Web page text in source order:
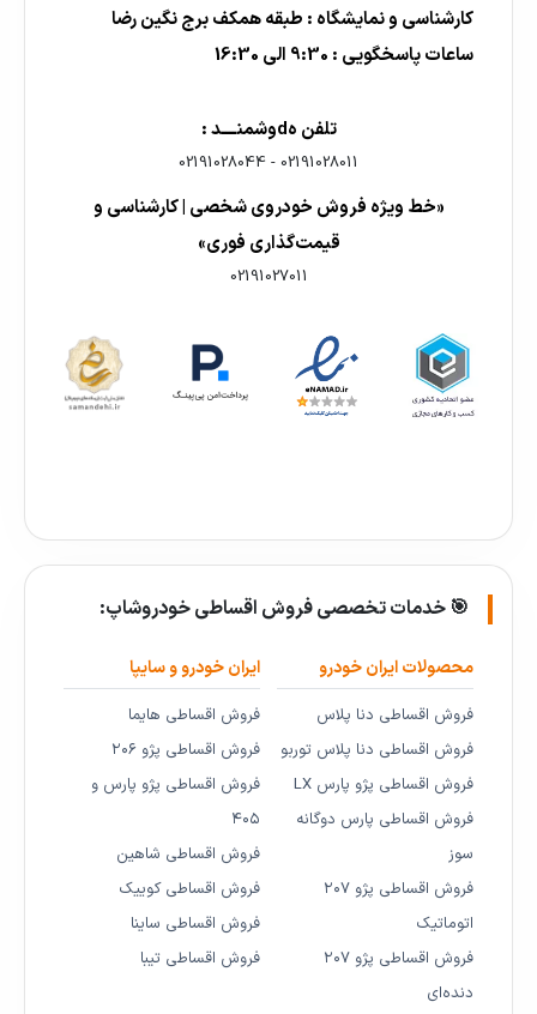
کارشناسی و نمایشگاه : طبقه همکف برج نگین رضا
ساعات پاسخگویی : 9:30 الی 16:30
تلفن هdوشمنــــد :
02191028011
-
02191028044
«خط ویژه فروش خودروی شخصی | کارشناسی و
قیمت‌گذاری فوری»
02191027011
🎯 خدمات تخصصی فروش اقساطی خودروشاپ:
محصولات ایران خودرو
فروش اقساطی دنا پلاس
فروش اقساطی دنا پلاس توربو
فروش اقساطی پژو پارس LX
فروش اقساطی پارس دوگانه
سوز
فروش اقساطی پژو ۲۰۷
اتوماتیک
فروش اقساطی پژو ۲۰۷
دنده‌ای
ایران خودرو و سایپا
فروش اقساطی هایما
فروش اقساطی پژو ۲۰۶
فروش اقساطی پژو پارس و
۴۰۵
فروش اقساطی شاهین
فروش اقساطی کوییک
فروش اقساطی ساینا
فروش اقساطی تیبا